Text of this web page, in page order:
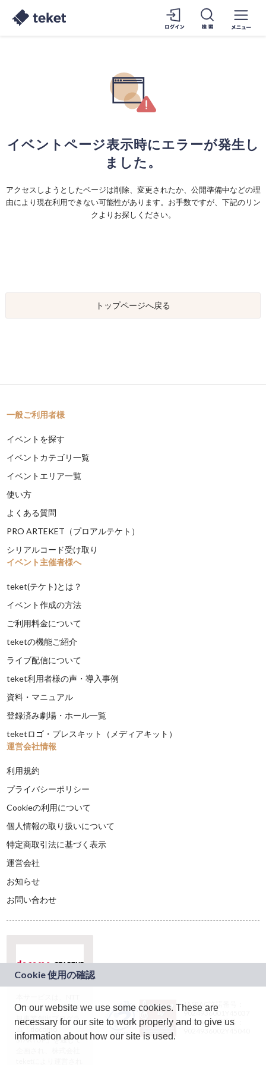
イベントページ表示時にエラーが発生し
ました。
アクセスしようとしたページは削除、変更されたか、公開準備中などの理
由により現在利用できない可能性があります。お手数ですが、下記のリン
クよりお探しください。
トップページへ戻る
一般ご利用者様
イベントを探す
イベントカテゴリ一覧
イベントエリア一覧
使い方
よくある質問
PRO ARTEKET（プロアルテケト）
シリアルコード受け取り
イベント主催者様へ
teket(テケト)とは？
イベント作成の方法
ご利用料金について
teketの機能ご紹介
ライブ配信について
teket利用者様の声・導入事例
資料・マニュアル
登録済み劇場・ホール一覧
teketロゴ・プレスキット（メディアキット）
運営会社情報
利用規約
プライバシーポリシー
Cookieの利用について
個人情報の取り扱いについて
特定商取引法に基づく表示
運営会社
お知らせ
お問い合わせ
ドコモグループの新
規事業創出プログラ
ム「docomo
STARTUP」を通じて
JASRAC許諾番号：
9024936001Y45037
JASRAC許諾番号：
On our website we use some cookies. These are
necessary for our site to work properly and to give us
information about how our site is used.